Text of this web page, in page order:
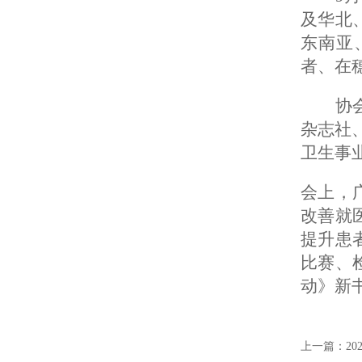
及华北
东南亚
者、在
协
杂志社
卫生事
会上，
改善就
提升患
比赛、
动》新
上一篇：